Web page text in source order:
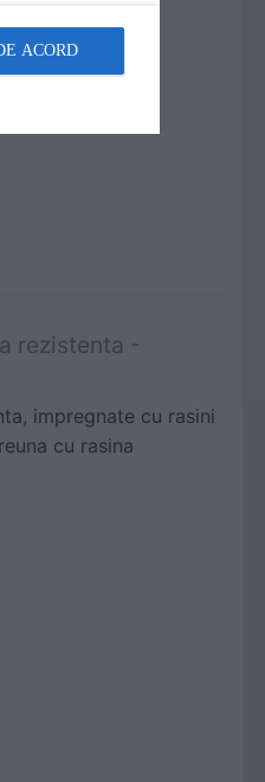
rezistenta -
impregnate cu rasini
cu rasina
ACORD